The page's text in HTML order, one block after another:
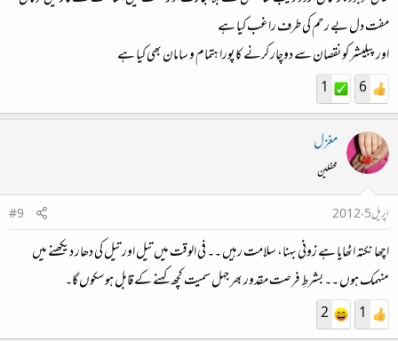
مفت دل بے رحم کی طرف راغب کیا ہے
اور پبلیشر کو نقصان سے دوچار کرنے کا پورا ہتمام و سامان بھی کیا ہے
6
1
مغزل
محفلین
اپریل 5، 2012
#9
اچھا نکتہ اٹھایا ہے زونی بہنا، سلامت رہیں ۔۔ فی الوقت میں تیل اور تیل کی دھار دیکھنے میں
منہمک ہوں ۔۔ بشرطِ فرصت مقدور بھر جہل سمیت کچھ کہنے کے قابل ہوسکوں گا۔
1
2